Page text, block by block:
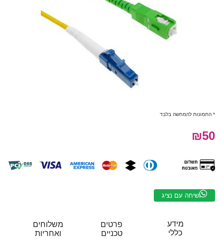
* התמונות להמחשה בלבד
₪50
שיחה עם נציג
מידע
כללי
פרטים
טכניים
משלוחים
ואחריות